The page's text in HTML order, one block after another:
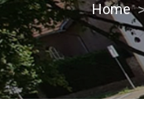
Home